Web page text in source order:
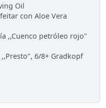
Oil
con Aloe Vera
,,Cuenco petróleo rojo"
6/8+ Gradkopf